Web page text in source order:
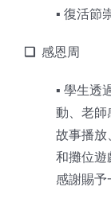
▪︎ 復活節
❑ 感恩周
▪︎ 學生透
動、老師
故事播放
和攤位遊
感謝賜予